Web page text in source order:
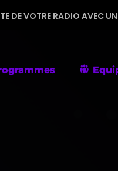
AVEC UNE